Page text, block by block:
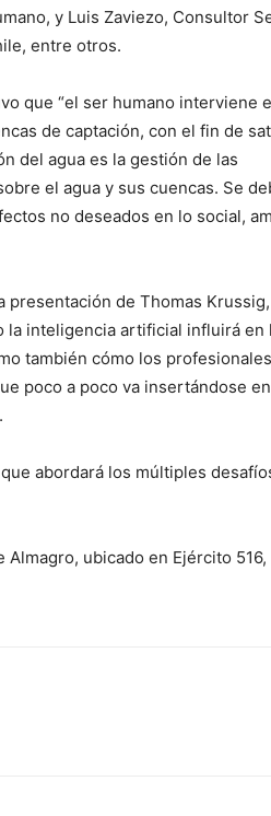
y Luis Zaviezo, Consultor
entre otros.
que “el ser humano interviene
de captación, con el fin de
del agua es la gestión de las
el agua y sus cuencas. Se
no deseados en lo social,
presentación de Thomas
la inteligencia artificial influirá en
también cómo los
poco a poco va insertándose
abordará los múltiples
ubicado en Ejército